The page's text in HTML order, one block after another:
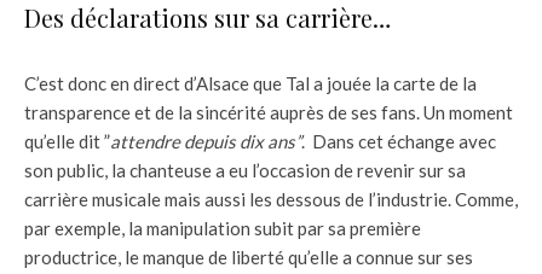
Des déclarations sur sa carrière…
C’est donc en direct d’Alsace que Tal a jouée la carte de la
transparence et de la sincérité auprès de ses fans. Un moment
qu’elle dit ”attendre depuis dix ans”. Dans cet échange avec
son public, la chanteuse a eu l’occasion de revenir sur sa
carrière musicale mais aussi les dessous de l’industrie. Comme,
par exemple, la manipulation subit par sa première
productrice, le manque de liberté qu’elle a connue sur ses